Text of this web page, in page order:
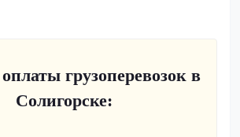
грузоперевозок в
Солигорске: